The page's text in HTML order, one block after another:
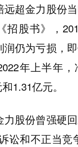
远超金力股份
股书》，
润仍为亏损，
年上半年
1.31亿元。
力股份曾强硬
讼和不正当竞